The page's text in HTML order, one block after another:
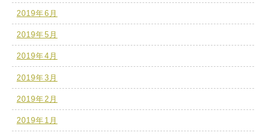
2019年6月
2019年5月
2019年4月
2019年3月
2019年2月
2019年1月